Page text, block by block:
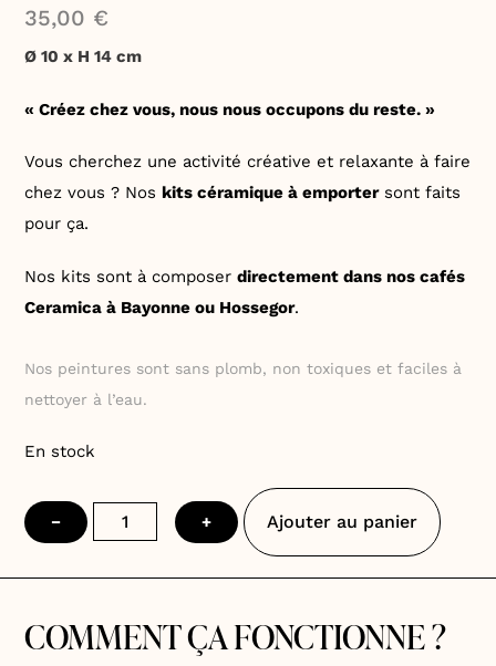
35,00 €
Ø 10 x H 14 cm
« Créez chez vous, nous nous occupons du reste. »
Vous cherchez une activité créative et relaxante à faire
chez vous ? Nos kits céramique à emportersont faits
pour ça.
Nos kits sont à composerdirectement dans nos cafés
Ceramica à Bayonne ou Hossegor.
Nos peintures sont sans plomb, non toxiques et faciles à
nettoyer à l’eau.
En stock
−
quantité
de
Vase
+ Ajouter au panier
COMMENT ÇA FONCTIONNE ?